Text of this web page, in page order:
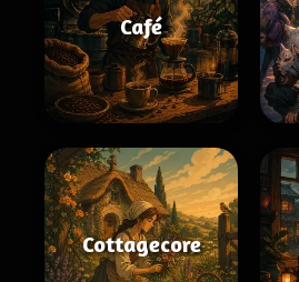
Café
Cottagecore